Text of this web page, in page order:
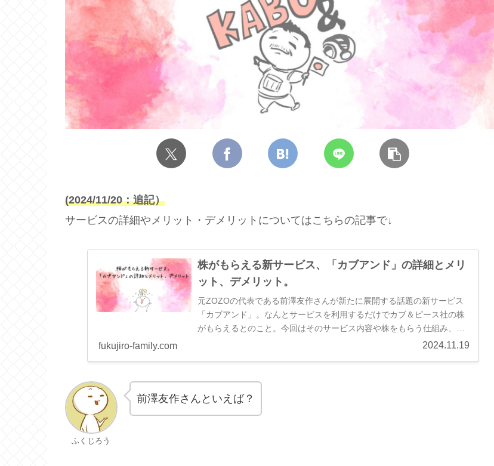
(2024/11/20：追記）
サービスの詳細やメリット・デメリットについてはこちらの記事で↓
株がもらえる新サービス、「カブアンド」の詳細とメリ
ット、デメリット。
元ZOZOの代表である前澤友作さんが新たに展開する話題の新サービス
「カブアンド」。なんとサービスを利用するだけでカブ＆ピース社の株
がもらえるとのこと。今回はそのサービス内容や株をもらう仕組み、メ
fukujiro-family.com 2024.11.19
ふくじろう
前澤友作さんといえば？